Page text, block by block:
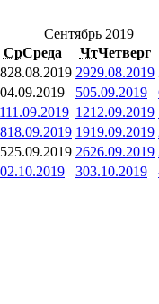
Сентябрь 2019
СрСреда ЧтЧетверг
28.08.2019 2929.08.2019
04.09.2019 505.09.2019
11.09.2019 1212.09.2019
18.09.2019 1919.09.2019
25.09.2019 2626.09.2019
02.10.2019 303.10.2019